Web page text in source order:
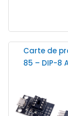
Carte de
85 – DIP-8